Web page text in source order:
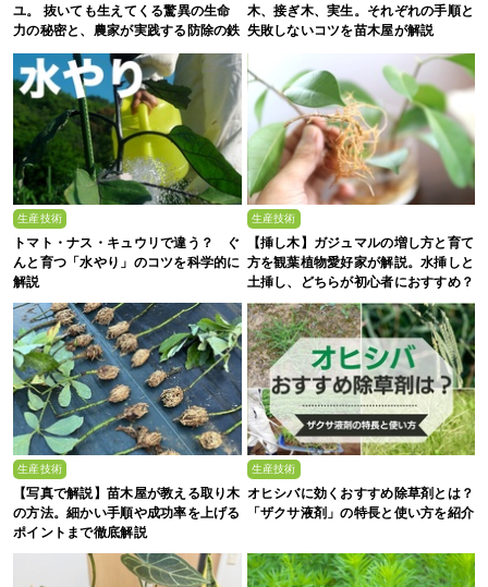
ユ。 抜いても生えてくる驚異の生命
力の秘密と、農家が実践する防除の鉄
木、接ぎ木、実生。それぞれの手順と
失敗しないコツを苗木屋が解説
生産技術
トマト・ナス・キュウリで違う？ ぐ
んと育つ「水やり」のコツを科学的に
解説
生産技術
【挿し木】ガジュマルの増し方と育て
方を観葉植物愛好家が解説。水挿しと
土挿し、どちらが初心者におすすめ？
生産技術
【写真で解説】苗木屋が教える取り木
の方法。細かい手順や成功率を上げる
ポイントまで徹底解説
生産技術
オヒシバに効くおすすめ除草剤とは？
「ザクサ液剤」の特長と使い方を紹介